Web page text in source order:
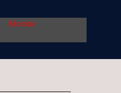
Monde